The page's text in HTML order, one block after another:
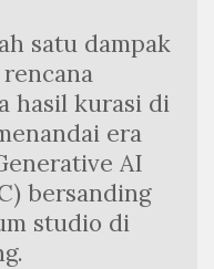
satu dampak
hasil kurasi di
era
AI
bersanding
studio di